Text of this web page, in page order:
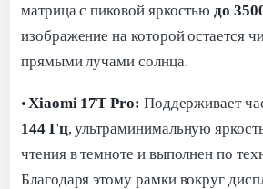
матрица с пиковой яркостью до
изображение на которой остается
прямыми лучами солнца.
·Xiaomi 17T Pro: Поддерживает
144 Гц, ультраминимальную
чтения в темноте и выполнен по
Благодаря этому рамки вокруг